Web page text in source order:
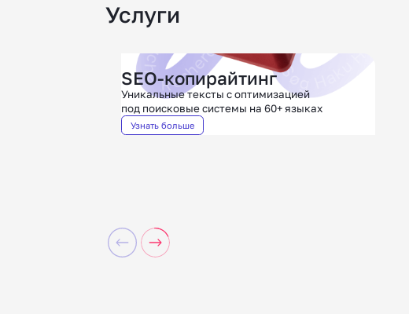
Услуги
SEO-копирайтинг
Уникальные тексты с оптимизацией
под поисковые системы на 60+ языках
Узнать больше